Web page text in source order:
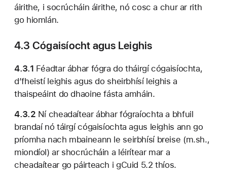
áirithe, i socrúcháin áirithe, nó cosc a chur ar rith
go hiomlán.
4.3 Cógaisíocht agus Leighis
4.3.1 Féadtar ábhar fógra do tháirgí cógaisíochta,
d’fheistí leighis agus do sheirbhísí leighis a
thaispeáint do dhaoine fásta amháin.
4.3.2 Ní cheadaítear ábhar fógraíochta a bhfuil
brandaí nó táirgí cógaisíochta agus leighis ann go
príomha nach mbaineann le seirbhísí breise (m.sh.,
miondíol) ar shocrúcháin a léirítear mar a
cheadaítear go páirteach i gCuid 5.2 thíos.